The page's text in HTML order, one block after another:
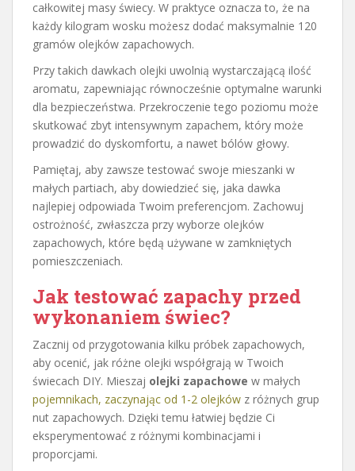
całkowitej masy świecy. W praktyce oznacza to, że na
każdy kilogram wosku możesz dodać maksymalnie 120
gramów olejków zapachowych.
Przy takich dawkach olejki uwolnią wystarczającą ilość
aromatu, zapewniając równocześnie optymalne warunki
dla bezpieczeństwa. Przekroczenie tego poziomu może
skutkować zbyt intensywnym zapachem, który może
prowadzić do dyskomfortu, a nawet bólów głowy.
Pamiętaj, aby zawsze testować swoje mieszanki w
małych partiach, aby dowiedzieć się, jaka dawka
najlepiej odpowiada Twoim preferencjom. Zachowuj
ostrożność, zwłaszcza przy wyborze olejków
zapachowych, które będą używane w zamkniętych
pomieszczeniach.
Jak testować zapachy przed
wykonaniem świec?
Zacznij od przygotowania kilku próbek zapachowych,
aby ocenić, jak różne olejki współgrają w Twoich
świecach DIY. Mieszaj olejki zapachowe w małych
pojemnikach, zaczynając od 1-2 olejków z różnych grup
nut zapachowych. Dzięki temu łatwiej będzie Ci
eksperymentować z różnymi kombinacjami i
proporcjami.